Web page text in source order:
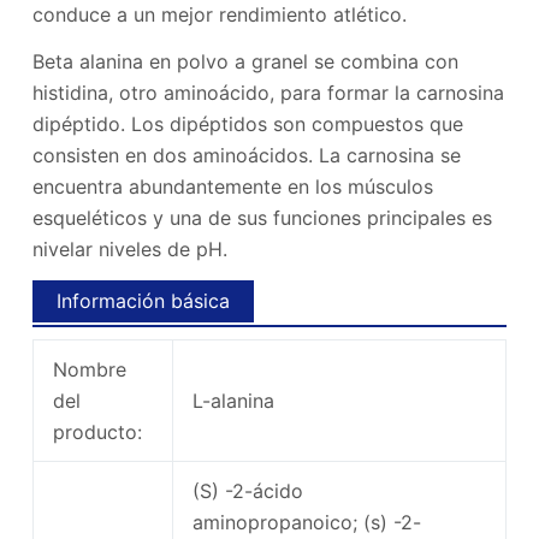
conduce a un mejor rendimiento atlético.
Beta alanina en polvo a granel se combina con
histidina, otro aminoácido, para formar la carnosina
dipéptido. Los dipéptidos son compuestos que
consisten en dos aminoácidos. La carnosina se
encuentra abundantemente en los músculos
esqueléticos y una de sus funciones principales es
nivelar niveles de pH.
Información básica
Nombre
del
producto:
L-alanina
(S) -2-ácido
aminopropanoico; (s) -2-